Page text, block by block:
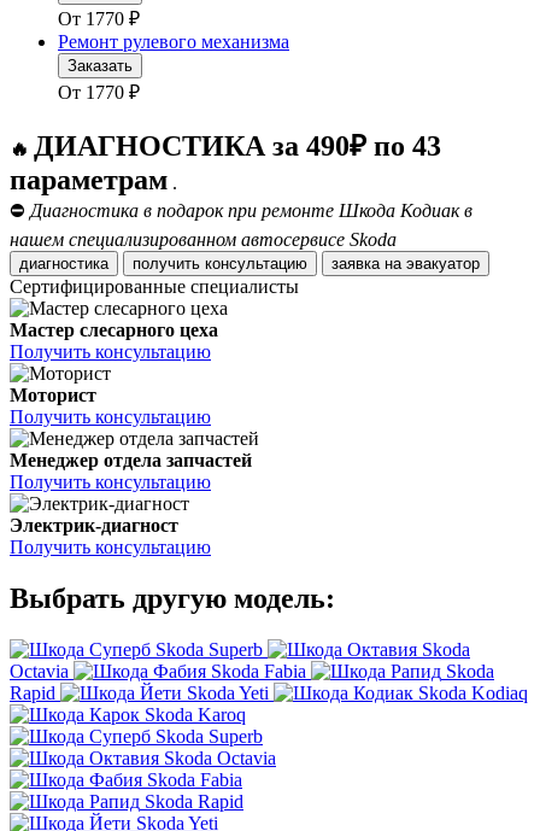
От 1770 ₽
Ремонт рулевого механизма
Заказать
От 1770 ₽
🔥 ДИАГНОСТИКА за 490₽ по 43
параметрам .
⛔ Диагностика в подарок при ремонте Шкода Кодиак в
нашем специализированном автосервисе Skoda
диагностика получить консультацию заявка на эвакуатор
Сертифицированные специалисты
Мастер слесарного цеха
Получить консультацию
Моторист
Получить консультацию
Менеджер отдела запчастей
Получить консультацию
Электрик-диагност
Получить консультацию
Выбрать другую модель:
Skoda Superb
Skoda
Octavia
Skoda Fabia
Skoda
Rapid
Skoda Yeti
Skoda Kodiaq
Skoda Karoq
Skoda Superb
Skoda Octavia
Skoda Fabia
Skoda Rapid
Skoda Yeti